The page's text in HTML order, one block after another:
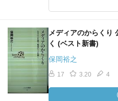
メディアのからくり
く (ベスト新書)
保岡裕之
17 3.20 4